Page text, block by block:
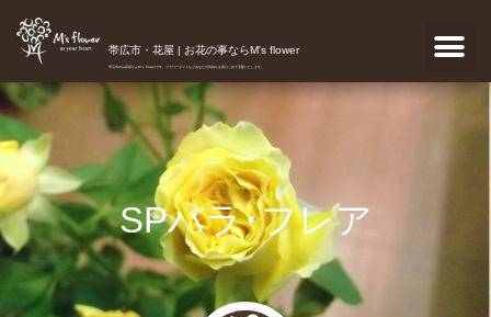
帯広市・花屋 | お花の事ならM's flower
帯広市のお花屋さんM's flowerです。フラワーギフトなどあなたの気持ちを真心こめて宅配いたします。
SPバラ･フレア